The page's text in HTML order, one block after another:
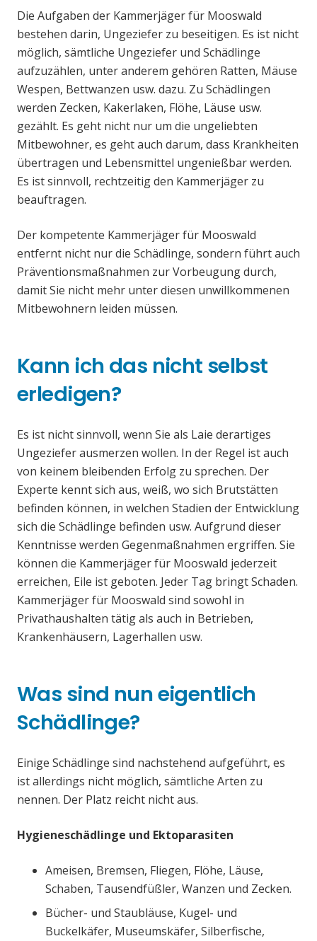
Die Aufgaben der Kammerjäger für Mooswald
bestehen darin, Ungeziefer zu beseitigen. Es ist nicht
möglich, sämtliche Ungeziefer und Schädlinge
aufzuzählen, unter anderem gehören Ratten, Mäuse
Wespen, Bettwanzen usw. dazu. Zu Schädlingen
werden Zecken, Kakerlaken, Flöhe, Läuse usw.
gezählt. Es geht nicht nur um die ungeliebten
Mitbewohner, es geht auch darum, dass Krankheiten
übertragen und Lebensmittel ungenießbar werden.
Es ist sinnvoll, rechtzeitig den Kammerjäger zu
beauftragen.
Der kompetente Kammerjäger für Mooswald
entfernt nicht nur die Schädlinge, sondern führt auch
Präventionsmaßnahmen zur Vorbeugung durch,
damit Sie nicht mehr unter diesen unwillkommenen
Mitbewohnern leiden müssen.
Kann ich das nicht selbst
erledigen?
Es ist nicht sinnvoll, wenn Sie als Laie derartiges
Ungeziefer ausmerzen wollen. In der Regel ist auch
von keinem bleibenden Erfolg zu sprechen. Der
Experte kennt sich aus, weiß, wo sich Brutstätten
befinden können, in welchen Stadien der Entwicklung
sich die Schädlinge befinden usw. Aufgrund dieser
Kenntnisse werden Gegenmaßnahmen ergriffen. Sie
können die Kammerjäger für Mooswald jederzeit
erreichen, Eile ist geboten. Jeder Tag bringt Schaden.
Kammerjäger für Mooswald sind sowohl in
Privathaushalten tätig als auch in Betrieben,
Krankenhäusern, Lagerhallen usw.
Was sind nun eigentlich
Schädlinge?
Einige Schädlinge sind nachstehend aufgeführt, es
ist allerdings nicht möglich, sämtliche Arten zu
nennen. Der Platz reicht nicht aus.
Hygieneschädlinge und Ektoparasiten
Ameisen, Bremsen, Fliegen, Flöhe, Läuse,
Schaben, Tausendfüßler, Wanzen und Zecken.
Bücher- und Staubläuse, Kugel- und
Buckelkäfer, Museumskäfer, Silberfische,